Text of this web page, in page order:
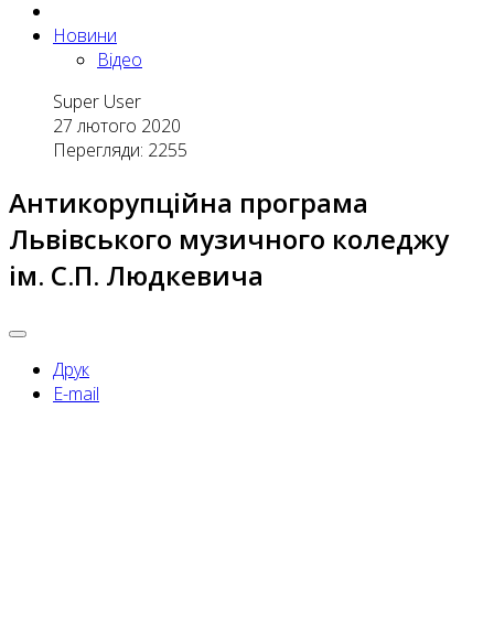
Новини
Відео
Super User
27 лютого 2020
Перегляди: 2255
Антикорупційна програма
Львівського музичного коледжу
ім. С.П. Людкевича
Друк
E-mail